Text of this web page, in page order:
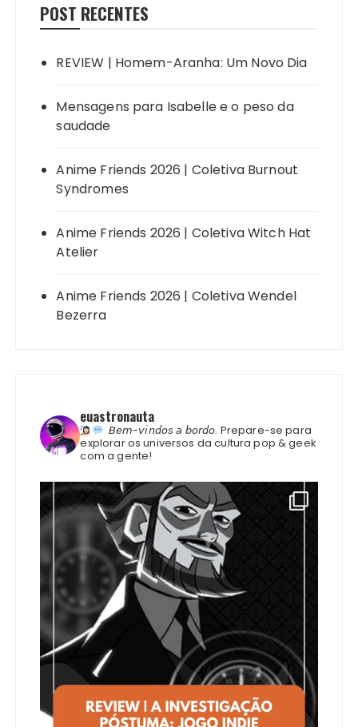
POST RECENTES
REVIEW | Homem-Aranha: Um Novo Dia
Mensagens para Isabelle e o peso da
saudade
Anime Friends 2026 | Coletiva Burnout
Syndromes
Anime Friends 2026 | Coletiva Witch Hat
Atelier
Anime Friends 2026 | Coletiva Wendel
Bezerra
euastronauta
𝘉𝘦𝘮-𝘷𝘪𝘯𝘥𝘰𝘴 𝘢 𝘣𝘰𝘳𝘥𝘰. Prepare-se para
explorar os universos da cultura pop & geek
com a gente!